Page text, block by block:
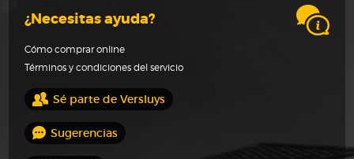
¿Necesitas ayuda?
Cómo comprar online
Términos y condiciones del servicio
Sé parte de Versluys
Sugerencias